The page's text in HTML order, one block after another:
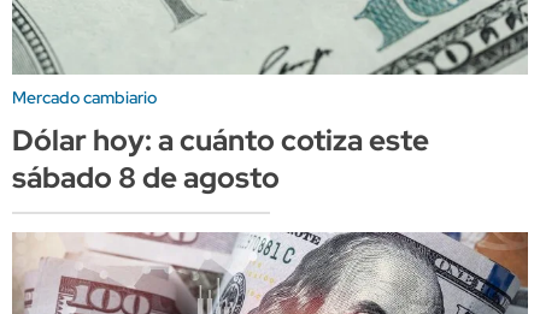
Mercado cambiario
Dólar hoy: a cuánto cotiza este
sábado 8 de agosto